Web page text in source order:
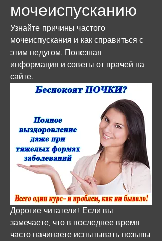
мочеиспусканию
Узнайте причины частого
мочеиспускания и как справиться с
этим недугом. Полезная
информация и советы от врачей на
сайте.
Дорогие читатели! Если вы
замечаете, что в последнее время
часто начинаете испытывать позывы